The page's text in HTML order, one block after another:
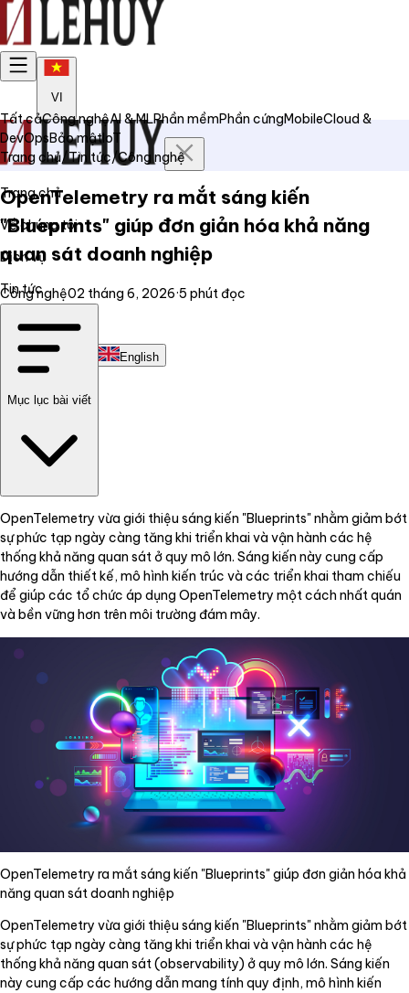
VI
Trang chủ
Về chúng tôi
Dịch vụ
Tin tức
Liên hệ
Tiếng Việt English
Tất cảCông nghệAI & MLPhần mềmPhần cứngMobileCloud &
DevOpsBảo mậtIoT
Trang chủ/Tin tức/Công nghệ
OpenTelemetry ra mắt sáng kiến
"Blueprints" giúp đơn giản hóa khả năng
quan sát doanh nghiệp
Công nghệ02 tháng 6, 2026·5 phút đọc
Mục lục bài viết
OpenTelemetry vừa giới thiệu sáng kiến "Blueprints" nhằm giảm bớt
sự phức tạp ngày càng tăng khi triển khai và vận hành các hệ
thống khả năng quan sát ở quy mô lớn. Sáng kiến này cung cấp
hướng dẫn thiết kế, mô hình kiến trúc và các triển khai tham chiếu
để giúp các tổ chức áp dụng OpenTelemetry một cách nhất quán
và bền vững hơn trên môi trường đám mây.
OpenTelemetry ra mắt sáng kiến "Blueprints" giúp đơn giản hóa khả
năng quan sát doanh nghiệp
OpenTelemetry vừa giới thiệu sáng kiến "Blueprints" nhằm giảm bớt
sự phức tạp ngày càng tăng khi triển khai và vận hành các hệ
thống khả năng quan sát (observability) ở quy mô lớn. Sáng kiến
này cung cấp các hướng dẫn mang tính quy định, mô hình kiến